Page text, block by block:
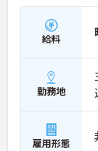
給料
勤務地
雇用形態